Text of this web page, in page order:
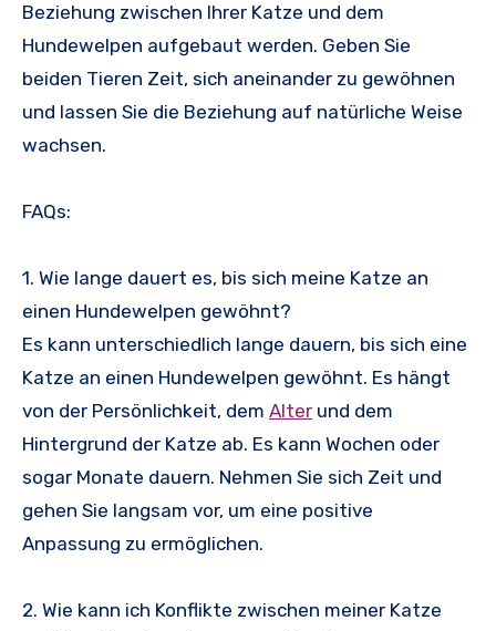
Beziehung zwischen Ihrer Katze und dem
Hundewelpen aufgebaut werden. Geben Sie
beiden Tieren Zeit, sich aneinander zu gewöhnen
und lassen Sie die Beziehung auf natürliche Weise
wachsen.
FAQs:
1. Wie lange dauert es, bis sich meine Katze an
einen Hundewelpen gewöhnt?
Es kann unterschiedlich lange dauern, bis sich eine
Katze an einen Hundewelpen gewöhnt. Es hängt
von der Persönlichkeit, dem Alter und dem
Hintergrund der Katze ab. Es kann Wochen oder
sogar Monate dauern. Nehmen Sie sich Zeit und
gehen Sie langsam vor, um eine positive
Anpassung zu ermöglichen.
2. Wie kann ich Konflikte zwischen meiner Katze